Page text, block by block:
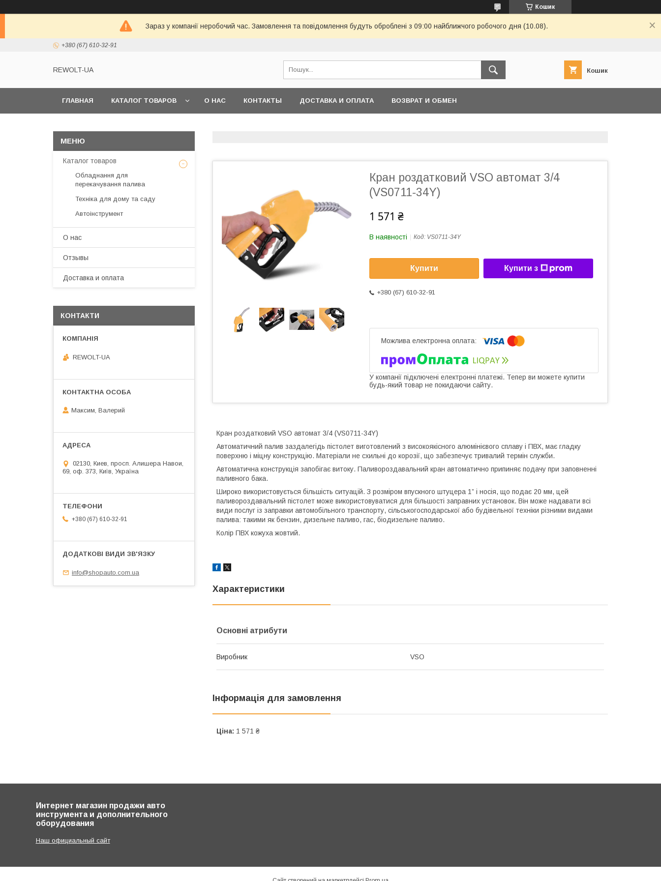
Кошик
Зараз у компанії неробочий час. Замовлення та повідомлення будуть оброблені з 09:00 найближчого робочого дня (10.08).
+380 (67) 610-32-91
REWOLT-UA Кошик
ГЛАВНАЯ КАТАЛОГ ТОВАРОВ О НАС КОНТАКТЫ ДОСТАВКА И ОПЛАТА ВОЗВРАТ И ОБМЕН
Кран роздатковий VSO автомат 3/4
(VS0711-34Y)
1 571 ₴
В наявності Код: VS0711-34Y
Купити Купити з
+380 (67) 610-32-91
У компанії підключені електронні платежі. Тепер ви можете купити
будь-який товар не покидаючи сайту.
Кран роздатковий VSO автомат 3/4 (VS0711-34Y)
Автоматичний палив заздалегідь пістолет виготовлений з високоякісного алюмінієвого сплаву і ПВХ, має гладку
поверхню і міцну конструкцію. Матеріали не схильні до корозії, що забезпечує тривалий термін служби.
Автоматична конструкція запобігає витоку. Паливороздавальний кран автоматично припиняє подачу при заповненні
паливного бака.
Широко використовується більшість ситуацій. З розміром впускного штуцера 1” і носія, що подає 20 мм, цей
паливороздавальний пістолет може використовуватися для більшості заправних установок. Він може надавати всі
види послуг із заправки автомобільного транспорту, сільськогосподарської або будівельної техніки різними видами
палива: такими як бензин, дизельне паливо, гас, біодизельне паливо.
Колір ПВХ кожуха жовтий.
Характеристики
Основні атрибути
Виробник VSO
Інформація для замовлення
Ціна: 1 571 ₴
Каталог товаров
Обладнання для
перекачування палива
Техніка для дому та саду
Автоінструмент
О нас
Отзывы
Доставка и оплата
КОНТАКТИ
REWOLT-UA
Максим, Валерий
02130, Киев, просп. Алишера Навои,
69, оф. 373, Київ, Україна
+380 (67) 610-32-91
info@shopauto.com.ua
Интернет магазин продажи авто
инструмента и дополнительного
оборудования
Наш официальный сайт